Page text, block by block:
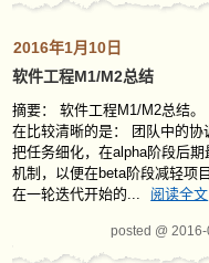
2016年1月10日
软件工程M1/M2总结
摘要： 软件工程M1/M2总结
在比较清晰的是： 团队中的协
把任务细化，在alpha阶段后
机制，以便在beta阶段减轻项
在一轮迭代开始的...
阅读全文
posted @